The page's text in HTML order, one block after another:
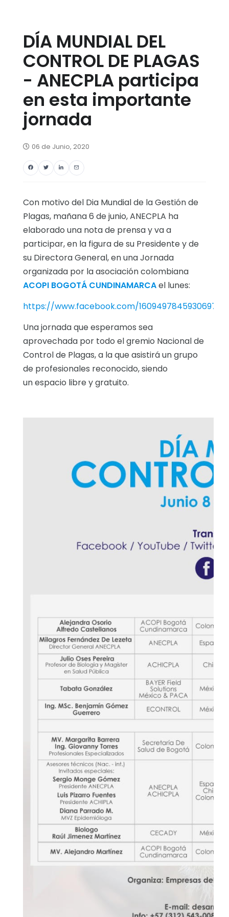
DÍA MUNDIAL DEL
CONTROL DE PLAGAS
- ANECPLA participa
en esta importante
jornada
06 de Junio, 2020
Con motivo del Dia Mundial de la Gestión de
Plagas, mañana 6 de junio, ANECPLA ha
elaborado una nota de prensa y va a
participar, en la figura de su Presidente y de
su Directora General, en una Jornada
organizada por la asociación colombiana
ACOPI BOGOTÁ CUNDINAMARCAel lunes:
https://www.facebook.com/1609497845930697/
Una jornada que esperamos sea
aprovechada por todo el gremio Nacional de
Control de Plagas, a la que asistirá un grupo
de profesionales reconocido, siendo
un espacio libre y gratuito.